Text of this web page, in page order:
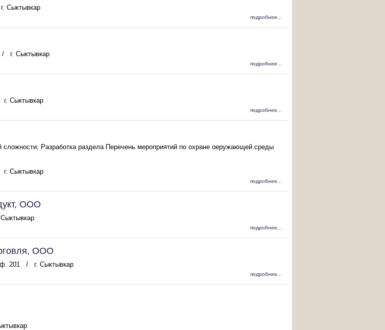
г. Сыктывкар
подробнее...
/ г. Сыктывкар
подробнее...
г. Сыктывкар
подробнее...
сложности; Разработка раздела Перечень мероприятий по охране оеружающей среды
г. Сыктывкар
подробнее...
ООО
Сыктывкар
подробнее...
ООО
201 / г. Сыктывкар
подробнее...